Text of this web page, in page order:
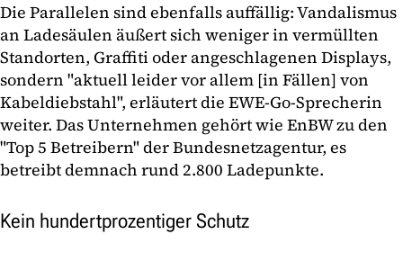
Die Parallelen sind ebenfalls auffällig: Vandalismus
an Ladesäulen äußert sich weniger in vermüllten
Standorten, Graffiti oder angeschlagenen Displays,
sondern "aktuell leider vor allem [in Fällen] von
Kabeldiebstahl", erläutert die EWE-Go-Sprecherin
weiter. Das Unternehmen gehört wie EnBW zu den
"Top 5 Betreibern" der Bundesnetzagentur, es
betreibt demnach rund 2.800 Ladepunkte.
Kein hundertprozentiger Schutz